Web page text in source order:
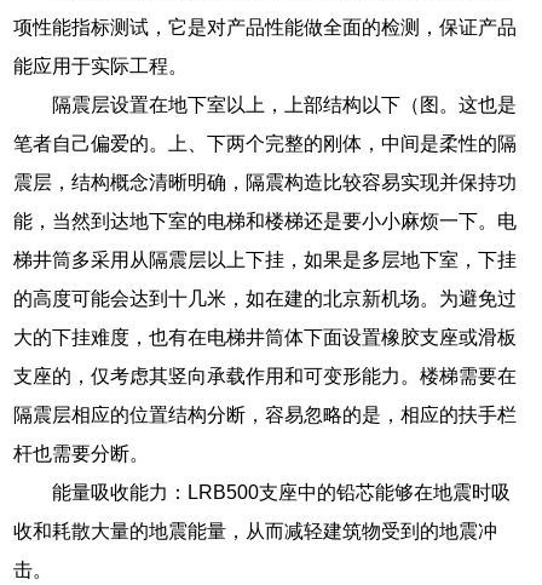
项性能指标测试，它是对产品性能做全面的检测，保证产品
能应用于实际工程。
隔震层设置在地下室以上，上部结构以下（图。这也是
笔者自己偏爱的。上、下两个完整的刚体，中间是柔性的隔
震层，结构概念清晰明确，隔震构造比较容易实现并保持功
能，当然到达地下室的电梯和楼梯还是要小小麻烦一下。电
梯井筒多采用从隔震层以上下挂，如果是多层地下室，下挂
的高度可能会达到十几米，如在建的北京新机场。为避免过
大的下挂难度，也有在电梯井筒体下面设置橡胶支座或滑板
支座的，仅考虑其竖向承载作用和可变形能力。楼梯需要在
隔震层相应的位置结构分断，容易忽略的是，相应的扶手栏
杆也需要分断。
能量吸收能力：LRB500支座中的铅芯能够在地震时吸
收和耗散大量的地震能量，从而减轻建筑物受到的地震冲
击。